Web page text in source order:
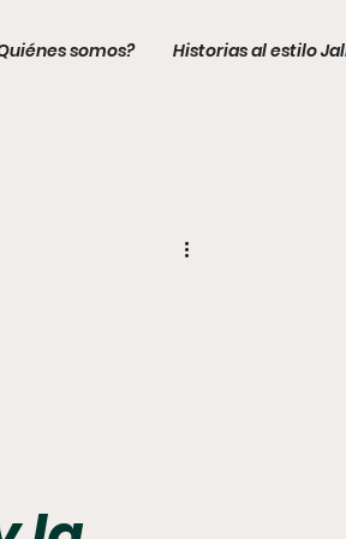
somos? Historias al estilo